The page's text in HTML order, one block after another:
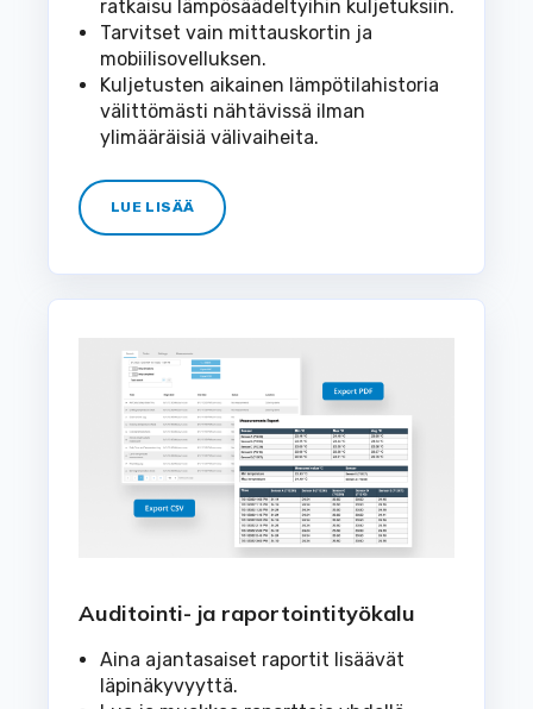
ratkaisu lämpösäädeltyihin kuljetuksiin.
Tarvitset vain mittauskortin ja
mobiilisovelluksen.
Kuljetusten aikainen lämpötilahistoria
välittömästi nähtävissä ilman
ylimääräisiä välivaiheita.
LUE LISÄÄ
Auditointi- ja raportointityökalu
Aina ajantasaiset raportit lisäävät
läpinäkyvyyttä.